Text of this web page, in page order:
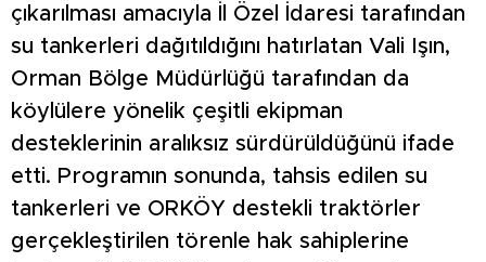
çıkarılması amacıyla İl Özel İdaresi tarafından
su tankerleri dağıtıldığını hatırlatan Vali Işın,
Orman Bölge Müdürlüğü tarafından da
köylülere yönelik çeşitli ekipman
desteklerinin aralıksız sürdürüldüğünü ifade
etti. Programın sonunda, tahsis edilen su
tankerleri ve ORKÖY destekli traktörler
gerçekleştirilen törenle hak sahiplerine